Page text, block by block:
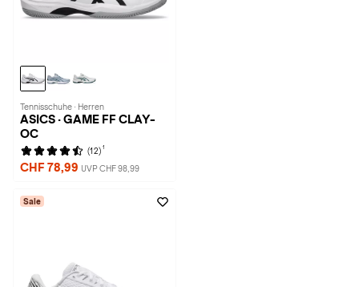
Tennisschuhe · Herren
ASICS · GAME FF CLAY-
OC
(12) 1
CHF 78,99 UVP CHF 98,99
Sale